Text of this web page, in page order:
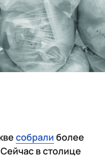
собрали более
в столице